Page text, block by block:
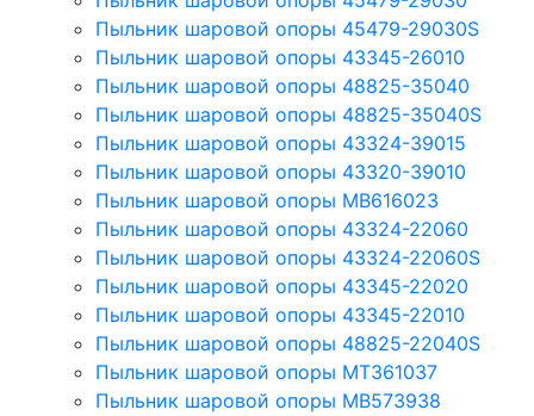
Пыльник шаровой опоры 45479-29030S
Пыльник шаровой опоры 43345-26010
Пыльник шаровой опоры 48825-35040
Пыльник шаровой опоры 48825-35040S
Пыльник шаровой опоры 43324-39015
Пыльник шаровой опоры 43320-39010
Пыльник шаровой опоры MB616023
Пыльник шаровой опоры 43324-22060
Пыльник шаровой опоры 43324-22060S
Пыльник шаровой опоры 43345-22020
Пыльник шаровой опоры 43345-22010
Пыльник шаровой опоры 48825-22040S
Пыльник шаровой опоры MT361037
Пыльник шаровой опоры MB573938